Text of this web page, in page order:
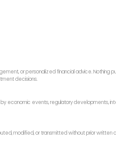
or personalized financial advice. Nothing
decisions.
by economic events, regulatory developments,
modified, or transmitted without prior written